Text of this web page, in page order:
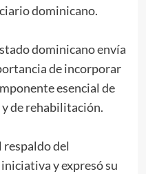
dominicano.
dominicano envía
de incorporar
esencial de
de rehabilitación.
respaldo del
y expresó su